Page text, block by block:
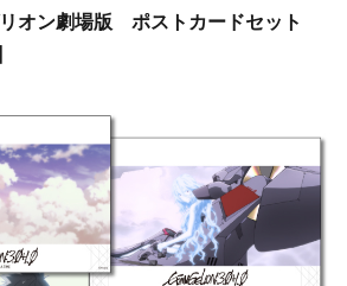
リオン劇場版 ポストカードセット